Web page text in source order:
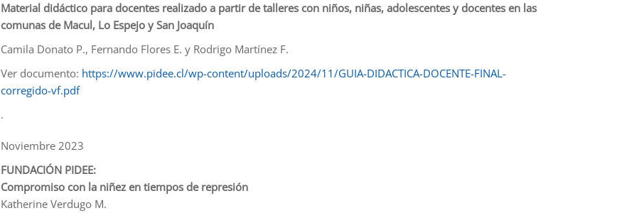
Material didáctico para docentes realizado a partir de talleres con niños, niñas, adolescentes y docentes en las
comunas de Macul, Lo Espejo y San Joaquín
Camila Donato P., Fernando Flores E. y Rodrigo Martínez F.
Ver documento: https://www.pidee.cl/wp-content/uploads/2024/11/GUIA-DIDACTICA-DOCENTE-FINAL-
corregido-vf.pdf
.
Noviembre 2023
FUNDACIÓN PIDEE:
Compromiso con la niñez en tiempos de represión
Katherine Verdugo M.